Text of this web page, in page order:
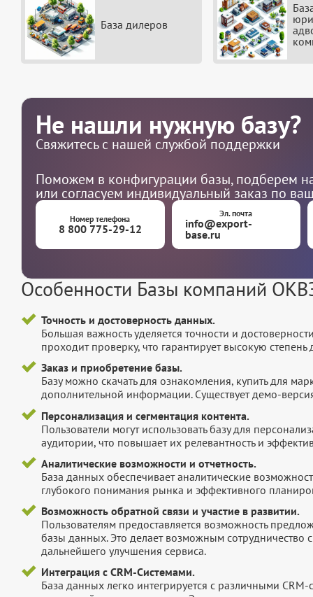
База дилеров
Не нашли нужную базу?
Свяжитесь с нашей службой поддержки
Поможем в конфигурации базы, подберем
или согласуем индивидуальный заказ по
Номер телефона
8 800 775-29-12
Эл. почта
info@export-
base.ru
Особенности Базы компаний
Точность и достоверность данных.
Большая важность уделяется точности и
проходит проверку, что гарантирует высокую
Заказ и приобретение базы.
Базу можно скачать для ознакомления, купить для
дополнительной информации. Существует демо-
Персонализация и сегментация контента.
Пользователи могут использовать базу для
аудитории, что повышает их релевантность и
Аналитические возможности и отчетность.
База данных обеспечивает аналитические
глубокого понимания рынка и эффективного
Возможность обратной связи и участие в развитии.
Пользователям предоставляется возможность
базы данных. Это делает возможным сотрудничество
дальнейшего улучшения сервиса.
Интеграция с CRM-Системами.
База данных легко интегрируется с различными